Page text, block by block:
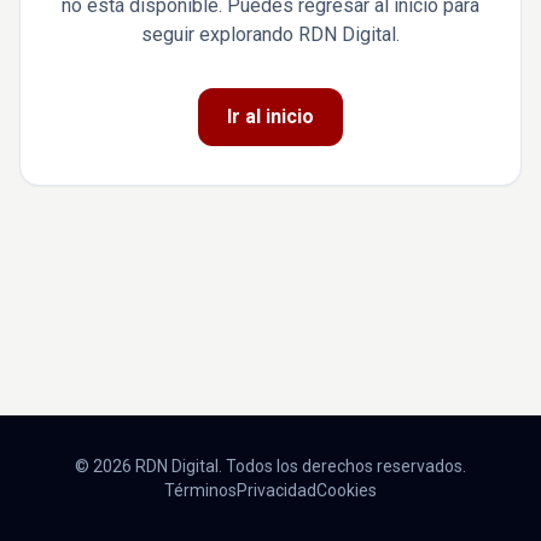
no está disponible. Puedes regresar al inicio para
seguir explorando RDN Digital.
Ir al inicio
© 2026 RDN Digital. Todos los derechos reservados.
TérminosPrivacidadCookies